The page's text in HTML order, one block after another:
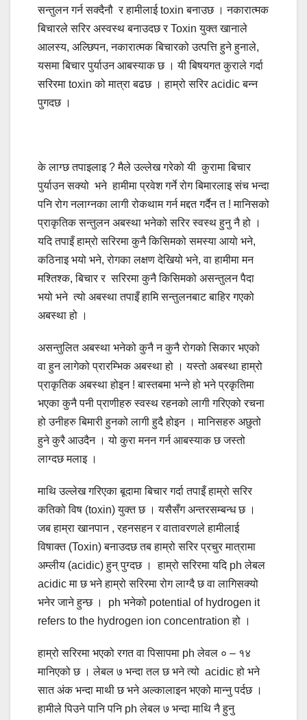
सन्तुलन गर्न सक्दैनौ र हामीलाई toxin बनाउछ । नकारात्मक
बिचारले सरिर अस्वस्थ बनाउदछ र Toxin युक्त खानाले
आलस्य, अल्छिपन, नकारात्मक बिचारको उत्पत्ति हुने हुनाले,
यसमा बिचार पुर्याउन आबस्याक छ । यी बिषयगत कुराले गर्दा
सरिरमा toxin को मात्रा बढछ । हाम्रो सरिर acidic बन्न
पुगदछ ।
के लाग्छ तपाइलाइ ? मैले उल्लेख गरेको यी कुरामा बिचार
पुर्याउन सक्यो भने हामीमा प्रवेश गर्ने रोग बिमारलाइ संच भन्दा
पनि रोग नलाग्नका लागी रोकथाम गर्न मद्दत गर्दैन त ! मानिसको
प्राकृतिक सन्तुलन अबस्था भनेको सरिर स्वस्थ हुनु नै हो ।
यदि तपाइँ हाम्रो सरिरमा कुनै किसिमको समस्या आयो भने,
कठिनाइ भयो भने, रोगका लक्षण देखियो भने, वा हामीमा मन
मश्तिश्क, बिचार र सरिरमा कुनै किसिमको असन्तुलन पैदा
भयो भने त्यो अबस्था तपाइँ हामि सन्तुलनबाट बाहिर गएको
अबस्था हो ।
असन्तुलित अबस्था भनेको कुनै न कुनै रोगको सिकार भएको
वा हुन लागेको प्रारम्भिक अबस्था हो । यस्तो अबस्था हाम्रो
प्राकृतिक अबस्था होइन ! बास्तबमा भन्ने हो भने प्रकृतिमा
भएका कुनै पनी प्राणीहरु स्वस्थ रहनको लागी गरिएको रचना
हो उनीहरु बिमारी हुनको लागी हुदै होइन । मानिसहरु अछुतो
हुने कुरै आउदैन । यो कुरा मनन गर्न आबस्याक छ जस्तो
लाग्दछ मलाइ ।
माथि उल्लेख गरिएका बूदामा बिचार गर्दा तपाइँ हाम्रो सरिर
कतिको विष (toxin) युक्त छ । यसैसँग अन्तरसम्बन्ध छ ।
जब हाम्रा खानपान , रहनसहन र वातावरणले हामीलाई
विषाक्त (Toxin) बनाउदछ तब हाम्रो सरिर प्रचुर मात्रामा
अम्लीय (acidic) हुन् पुग्दछ । हाम्रो सरिरमा यदि ph लेबल
acidic मा छ भने हाम्रो सरिरमा रोग लाग्दै छ वा लागिसक्यो
भनेर जाने हुन्छ । ph भनेको potential of hydrogen it
refers to the hydrogen ion concentrationहो ।
हाम्रो सरिरमा भएको रगत वा पिसापमा ph लेवल ० – १४
मानिएको छ । लेबल ७ भन्दा तल छ भने त्यो acidic हो भने
सात अंक भन्दा माथी छ भने अल्कालाइन भएको मान्नु पर्दछ ।
हामीले पिउने पानि पनि ph लेबल ७ भन्दा माथि नै हुनु